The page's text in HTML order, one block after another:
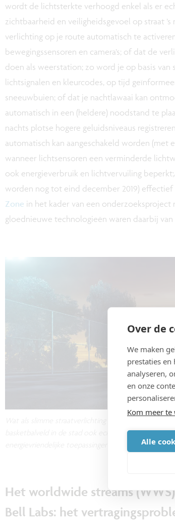
Over de
We maken
prestaties en
analyseren,
en onze
Kom meer te
Alle
wordt de lichtsterkte verhoogd enkel als er
zichtbaarheid en veiligheidsgevoel op straat
verlichting op je route automatisch te
bewegingssensoren en camera’s; of dat de
doen als weerstation; zo word je op basis van
lichtsignalen en kleurcodes, op tijd
sneeuwbuien; of dat je nachtlawaai kan
automatisch in een (heldere) noodstand te
nachts plotse hogere geluidsniveaus
automatisch kan aangeschakeld worden (met
wanneer lichtsensoren een verminderde
ook energieverbruik en lichtvervuiling
worden nog tot eind december 2019)
Zone in het kader van een onderzoeksproject
gloednieuwe technologieën waren daarbij van
basketbalveld in de stad ook echt gebruikt wordt?
energievriendelijke toepassingen van Smart Lighting.
Het worldwide streams
Bell Labs: het